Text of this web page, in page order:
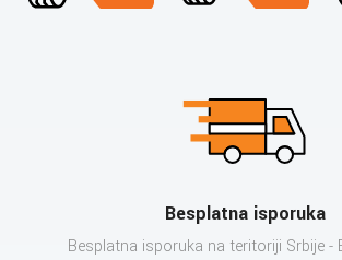
Besplatna isporuka
Besplatna isporuka na teritoriji Srbije -